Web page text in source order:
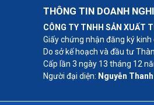
THÔNG TIN DOANH
CÔNG TY TNHH SẢN XUẤT
Giấy chứng nhận đăng ký kinh
Do sở kế hoạch và đầu tư
Cấp lần 3 ngày 13 tháng 12
Người đại diện: Nguyễn